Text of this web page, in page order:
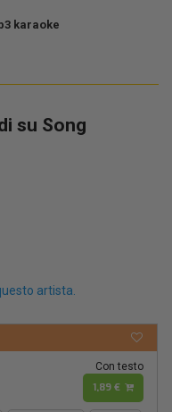
karaoke
su Song
artista.
Con testo
1,89 €